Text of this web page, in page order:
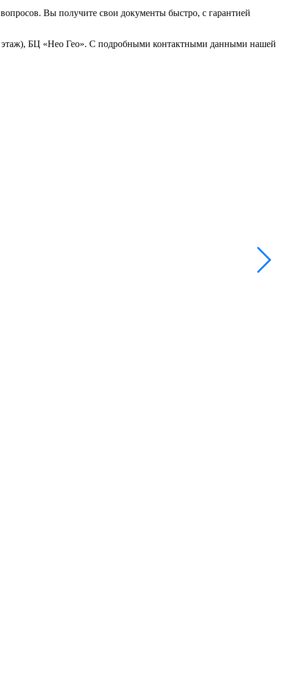
Вы получите свои документы быстро, с гарантией
этаж), БЦ «Нео Гео». С подробными контактными данными нашей